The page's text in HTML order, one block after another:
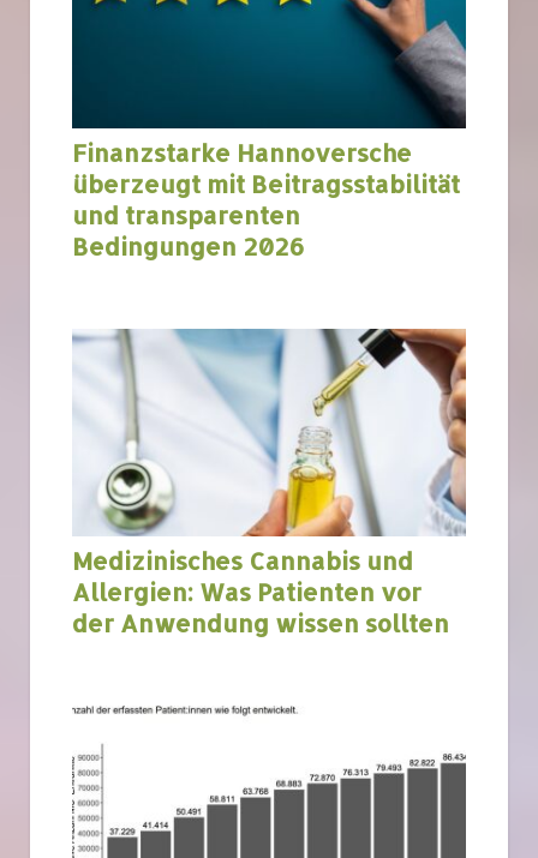
Finanzstarke Hannoversche
überzeugt mit Beitragsstabilität
und transparenten
Bedingungen 2026
Medizinisches Cannabis und
Allergien: Was Patienten vor
der Anwendung wissen sollten